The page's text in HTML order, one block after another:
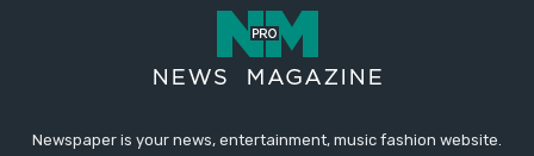
Newspaper is your news, entertainment, music fashion website.